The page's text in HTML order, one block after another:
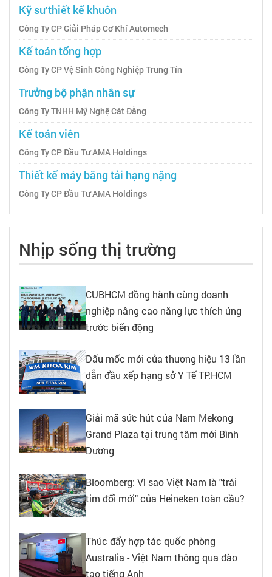
Kỹ sư thiết kế khuôn
Công Ty CP Giải Pháp Cơ Khí Automech
Kế toán tổng hợp
Công Ty CP Vệ Sinh Công Nghiệp Trung Tín
Trưởng bộ phận nhân sự
Công Ty TNHH Mỹ Nghệ Cát Đằng
Kế toán viên
Công Ty CP Đầu Tư AMA Holdings
Thiết kế máy băng tải hạng nặng
Công Ty CP Đầu Tư AMA Holdings
Nhịp sống thị trường
CUBHCM đồng hành cùng doanh
nghiệp nâng cao năng lực thích ứng
trước biến động
Dấu mốc mới của thương hiệu 13 lần
dẫn đầu xếp hạng sở Y Tế TP.HCM
Giải mã sức hút của Nam Mekong
Grand Plaza tại trung tâm mới Bình
Dương
Bloomberg: Vì sao Việt Nam là "trái
tim đổi mới" của Heineken toàn cầu?
Thúc đẩy hợp tác quốc phòng
Australia - Việt Nam thông qua đào
tạo tiếng Anh